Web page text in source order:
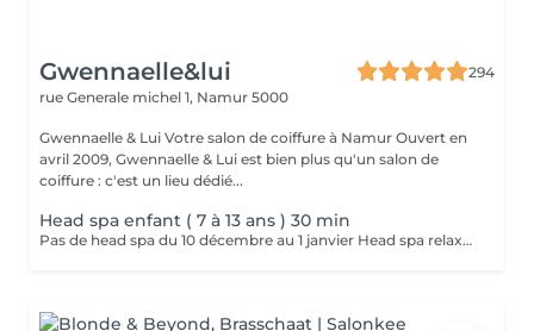
Gwennaelle&lui
294
rue Generale michel 1, Namur 5000
Gwennaelle & Lui Votre salon de coiffure à Namur Ouvert en
avril 2009, Gwennaelle & Lui est bien plus qu'un salon de
coiffure : c'est un lieu dédié...
Head spa enfant ( 7 à 13 ans ) 30 min
Pas de head spa du 10 décembre au 1 janvier Head spa relaxant pour vos enfants de 7 ans à 13 ans . Pas de possibilité d'accompagnement Les cheveux de votre enfant doivent être vérifier avant sa venue au salon ( pas de poux n'y lentes ) consultation personnalisé application d'un shp et soin adapté massage du cuir chevelu jet d'eau relaxant soin sans rinçage Nous ne possédons pas de bancontact